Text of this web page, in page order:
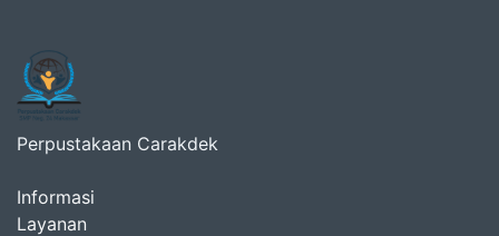
Perpustakaan Carakdek
Informasi
Layanan